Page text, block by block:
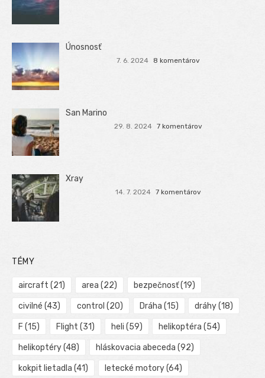
Únosnosť
7. 6. 2024 8 komentárov
San Marino
29. 8. 2024 7 komentárov
Xray
14. 7. 2024 7 komentárov
TÉMY
aircraft (21) area (22) bezpečnosť(19)
civilné (43) control (20) Dráha (15) dráhy(18)
F (15) Flight (31) heli (59) helikoptéra (54)
helikoptéry(48) hláskovacia abeceda (92)
kokpit lietadla (41) letecké motory(64)